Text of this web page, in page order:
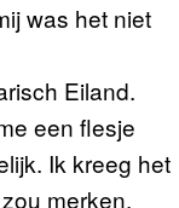
was het niet
Eiland.
een flesje
Ik kreeg het
merken.